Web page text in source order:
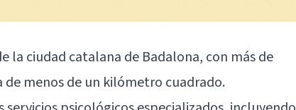
la ciudad catalana de Badalona, con más de
menos de un kilómetro cuadrado.